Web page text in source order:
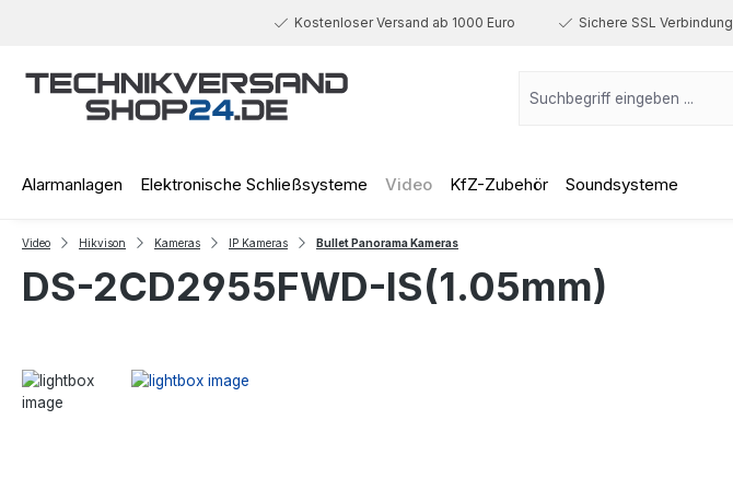
Kostenloser Versand ab 1000 Euro Sichere SSL Verbindung
Alarmanlagen Elektronische Schließsysteme Video KfZ-Zubehör Soundsysteme
Video Hikvison Kameras IP Kameras Bullet Panorama Kameras
DS-2CD2955FWD-IS(1.05mm)